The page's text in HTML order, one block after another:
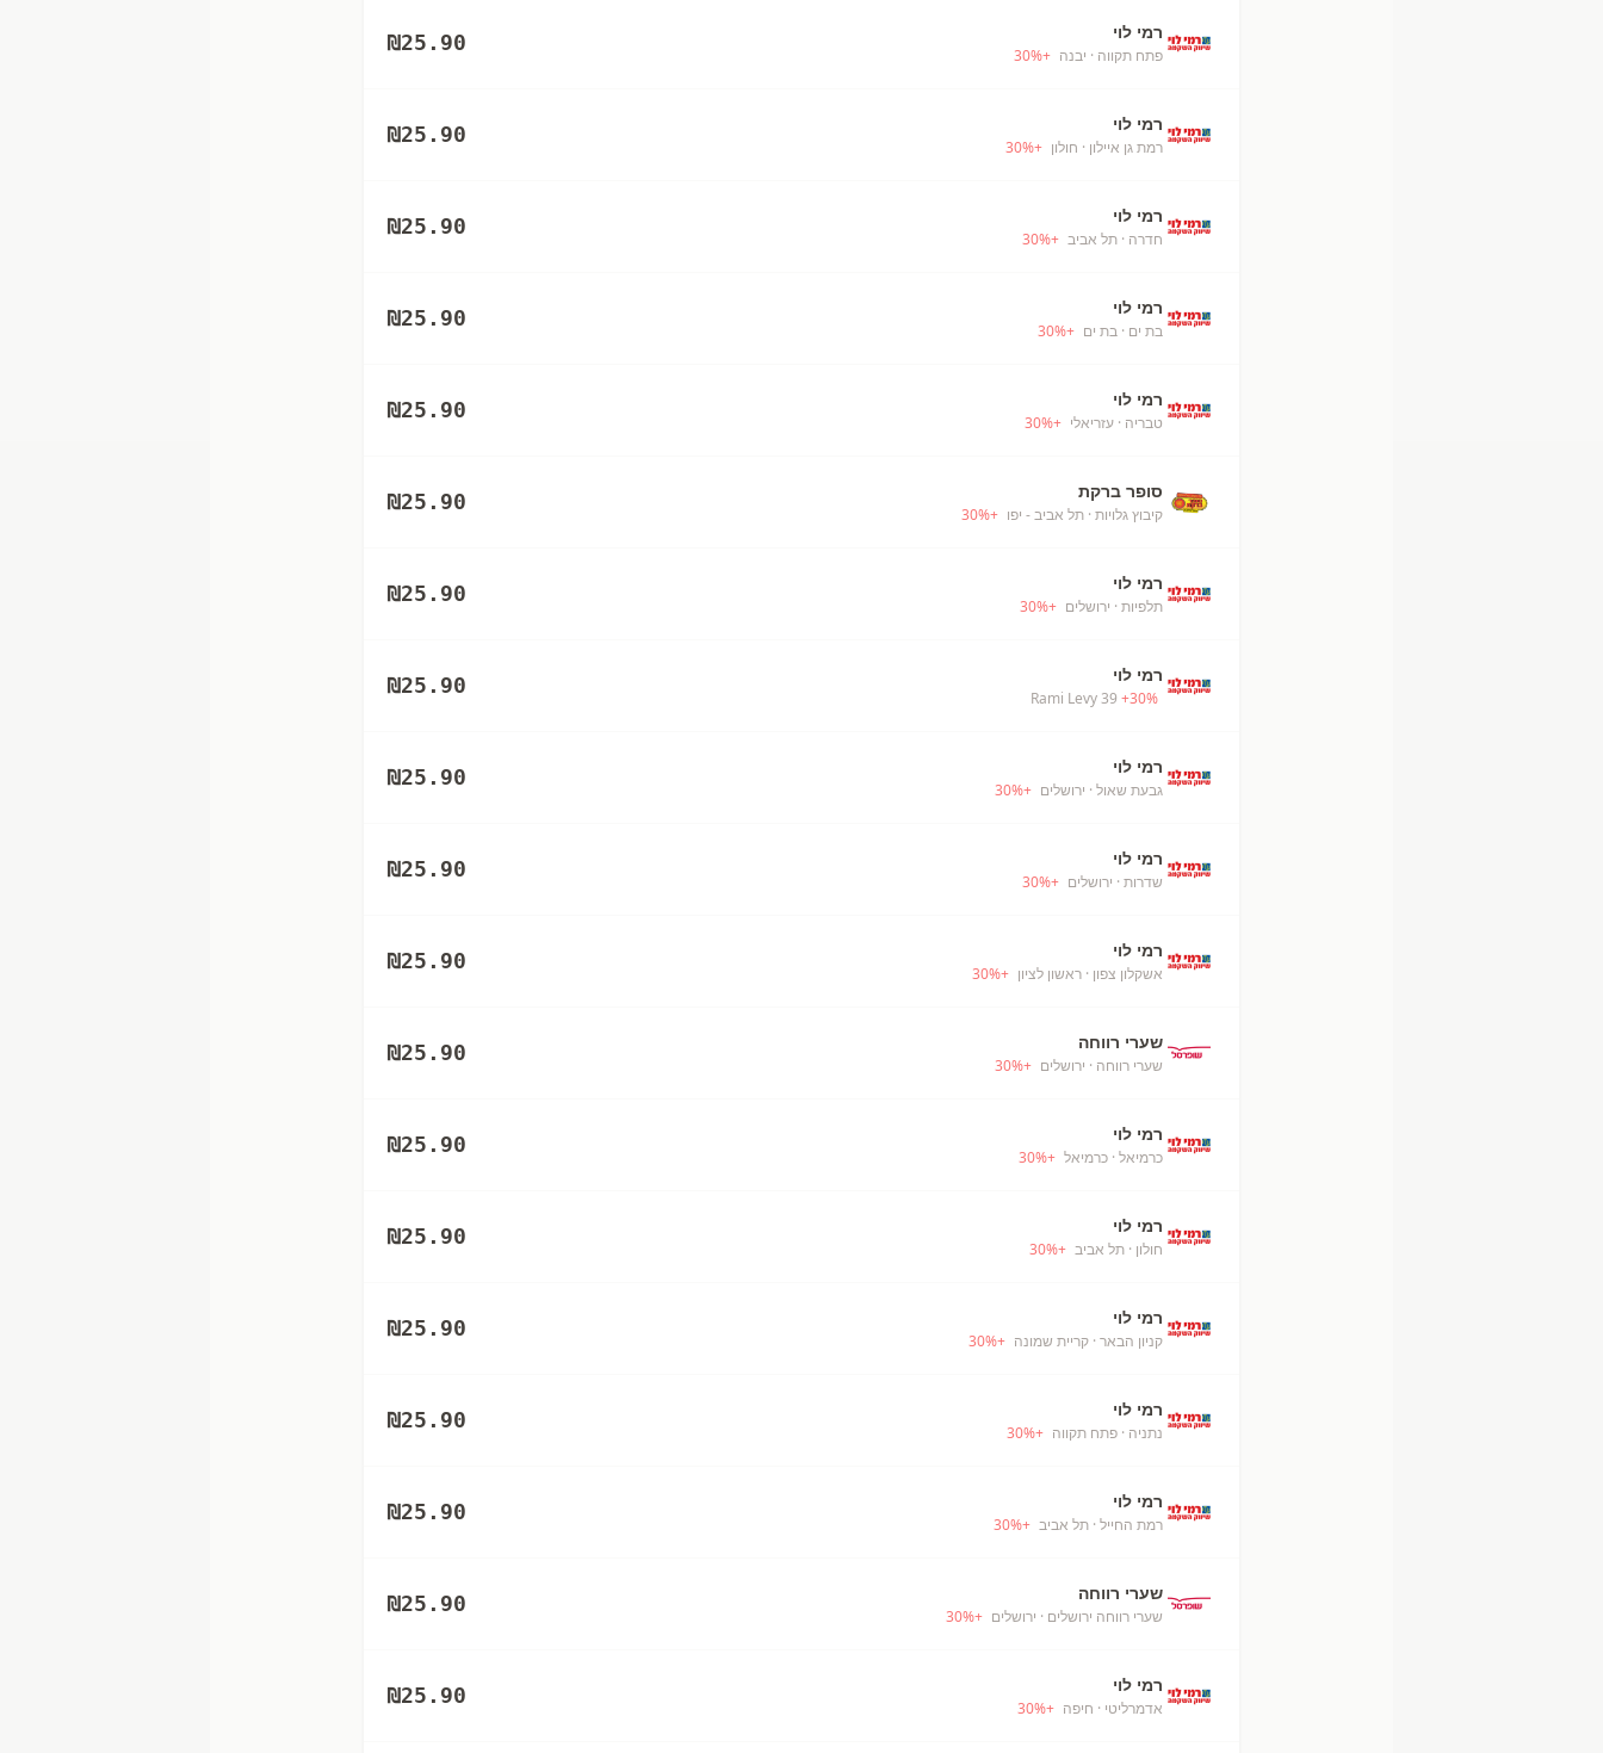
רמי לוי
פתח תקווה · יבנה +
30%
₪25.90
רמי לוי
רמת גן איילון · חולון +
30%
₪25.90
רמי לוי
חדרה · תל אביב +
30%
₪25.90
רמי לוי
בת ים · בת ים +
30%
₪25.90
רמי לוי
טבריה · עזריאלי +
30%
₪25.90
סופר ברקת
קיבוץ גלויות · תל אביב - יפו +
30%
₪25.90
רמי לוי
תלפיות · ירושלים +
30%
₪25.90
רמי לוי
Rami Levy 39 +30%
₪25.90
רמי לוי
גבעת שאול · ירושלים +
30%
₪25.90
רמי לוי
שדרות · ירושלים +
30%
₪25.90
רמי לוי
אשקלון צפון · ראשון לציון +
30%
₪25.90
שערי רווחה
שערי רווחה · ירושלים +
30%
₪25.90
רמי לוי
כרמיאל · כרמיאל +
30%
₪25.90
רמי לוי
חולון · תל אביב +
30%
₪25.90
רמי לוי
קניון הבאר · קריית שמונה +
30%
₪25.90
רמי לוי
נתניה · פתח תקווה +
30%
₪25.90
רמי לוי
רמת החייל · תל אביב +
30%
₪25.90
שערי רווחה
שערי רווחה ירושלים · ירושלים +
30%
₪25.90
רמי לוי
אדמרליטי · חיפה +
30%
₪25.90